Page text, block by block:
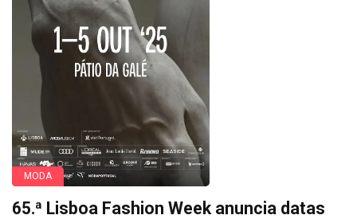
MODA
65.ª Lisboa Fashion Week anuncia datas